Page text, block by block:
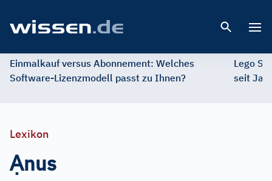
Einmalkauf versus Abonnement: Welches
Software-Lizenzmodell passt zu Ihnen?
Lego
seit
Lexikon
Ạnus